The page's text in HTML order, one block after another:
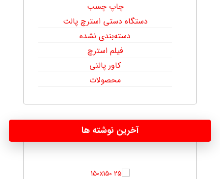
چاپ چسب
دستگاه دستی استرچ پالت
دسته‌بندی نشده
فیلم استرچ
کاور پالتی
محصولات
آخرین نوشته ها